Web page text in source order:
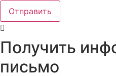
Отправить
Получить
письмо